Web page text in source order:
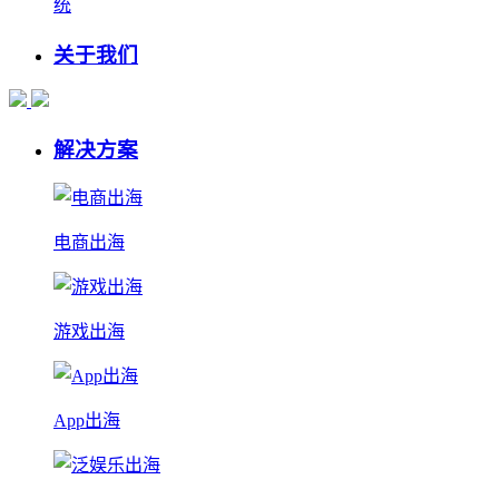
统
关于我们
解决方案
电商出海
游戏出海
App出海